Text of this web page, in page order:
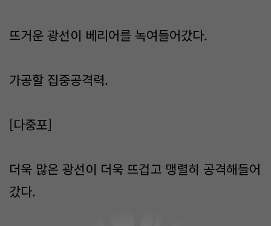
뜨거운 광선이 베리어를 녹여들어갔다.
가공할 집중공격력.
[다중포]
더욱 많은 광선이 더욱 뜨겁고 맹렬히 공격해들어
갔다.